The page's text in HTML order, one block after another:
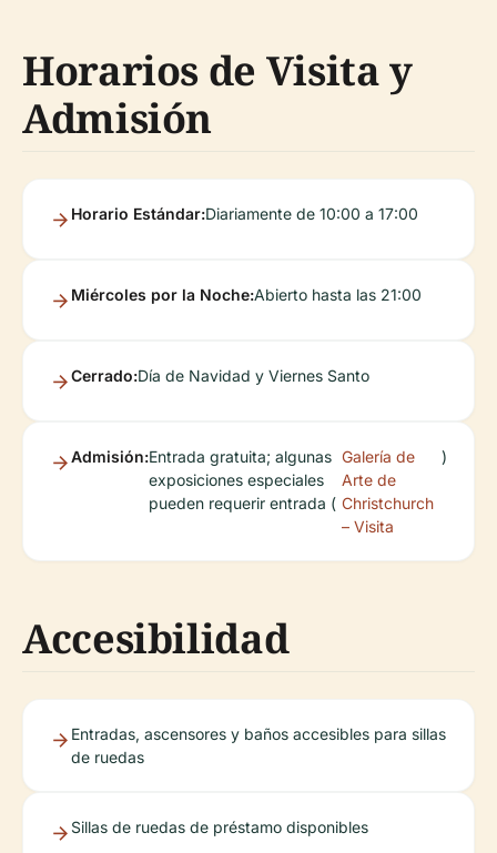
Horarios de Visita y
Admisión
Horario Estándar:Diariamente de 10:00 a 17:00
Miércoles por la Noche:Abierto hasta las 21:00
Cerrado:Día de Navidad y Viernes Santo
Admisión:Entrada gratuita; algunas
exposiciones especiales
pueden requerir entrada (
Galería de
Arte de
Christchurch
– Visita
)
Accesibilidad
Entradas, ascensores y baños accesibles para sillas
de ruedas
Sillas de ruedas de préstamo disponibles